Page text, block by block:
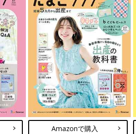
Amazonで購入